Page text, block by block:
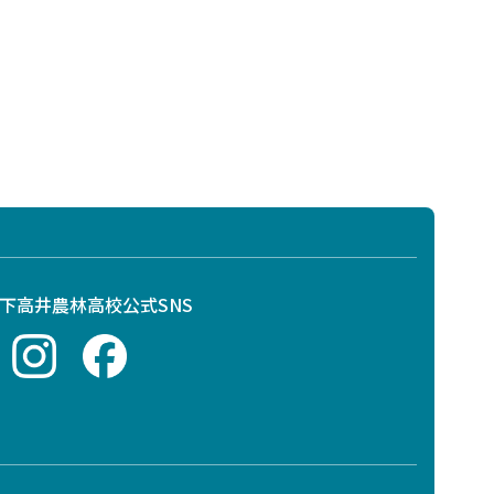
高井農林高校公式SNS